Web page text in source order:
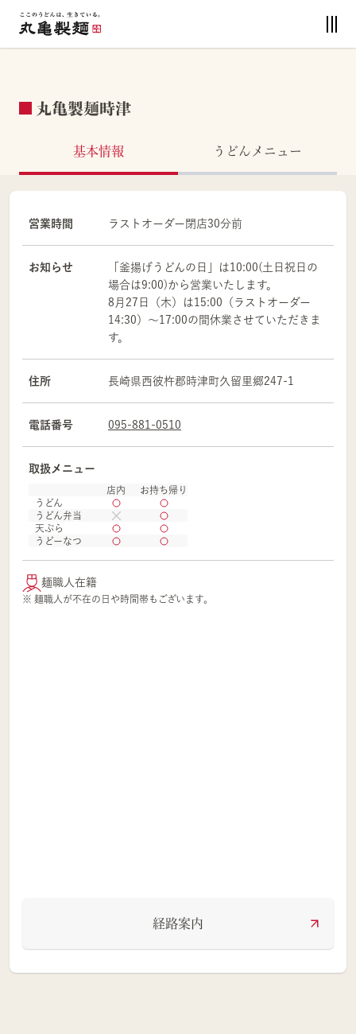
丸亀製麺時津
基本情報 うどんメニュー
営業時間 ラストオーダー閉店30分前
お知らせ
「釜揚げうどんの日」は10:00(土日祝日の
場合は9:00)から営業いたします。
8月27日（木）は15:00（ラストオーダー
14:30）～17:00の間休業させていただきま
す。
住所 長崎県西彼杵郡 時津町久留里郷247-1
電話番号 095-881-0510
取扱メニュー
店内
お持ち帰り
うどん
うどん弁当
天ぷら
うどーなつ
麺職人在籍
※ 麺職人が不在の日や時間帯もございます。
経路案内